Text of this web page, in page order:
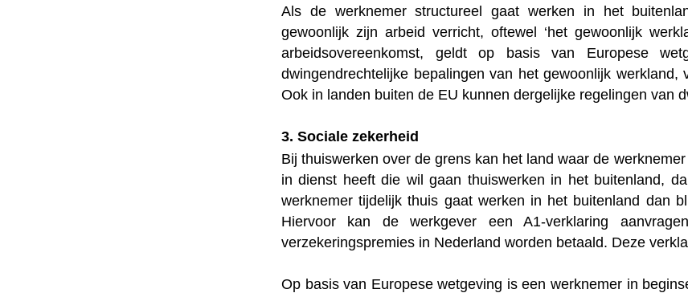
Als de werknemer structureel gaat werken in het
gewoonlijk zijn arbeid verricht, oftewel ‘het gewoonlijk
arbeidsovereenkomst, geldt op basis van Europese
dwingendrechtelijke bepalingen van het gewoonlijk
Ook in landen buiten de EU kunnen dergelijke regelingen van
3. Sociale zekerheid
Bij thuiswerken over de grens kan het land waar de
in dienst heeft die wil gaan thuiswerken in het buitenland,
werknemer tijdelijk thuis gaat werken in het buitenland dan
Hiervoor kan de werkgever een A1-verklaring
verzekeringspremies in Nederland worden betaald. Deze
Op basis van Europese wetgeving is een werknemer in